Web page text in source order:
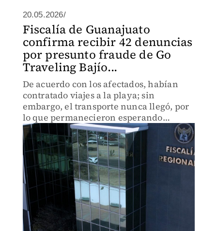
20.05.2026/
Fiscalía de Guanajuato
confirma recibir 42 denuncias
por presunto fraude de Go
Traveling Bajío...
De acuerdo con los afectados, habían
contratado viajes a la playa; sin
embargo, el transporte nunca llegó, por
lo que permanecieron esperando
durante varias horas sin recibir
respuesta por parte de la empresa.